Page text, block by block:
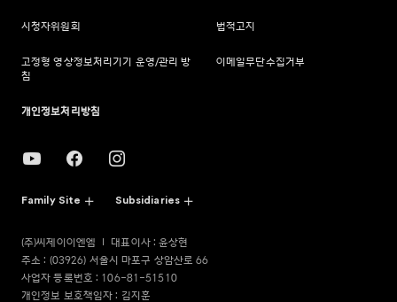
시청자위원회 법적고지
고정형 영상정보처리기기 운영/관리 방
침
이메일무단수집거부
개인정보처리방침
Family Site Subsidiaries
(주)씨제이이엔엠
대표이사 : 윤상현
주소 : (03926) 서울시 마포구 상암산로 66
사업자 등록번호 : 106-81-51510
개인정보 보호책임자 : 김지훈